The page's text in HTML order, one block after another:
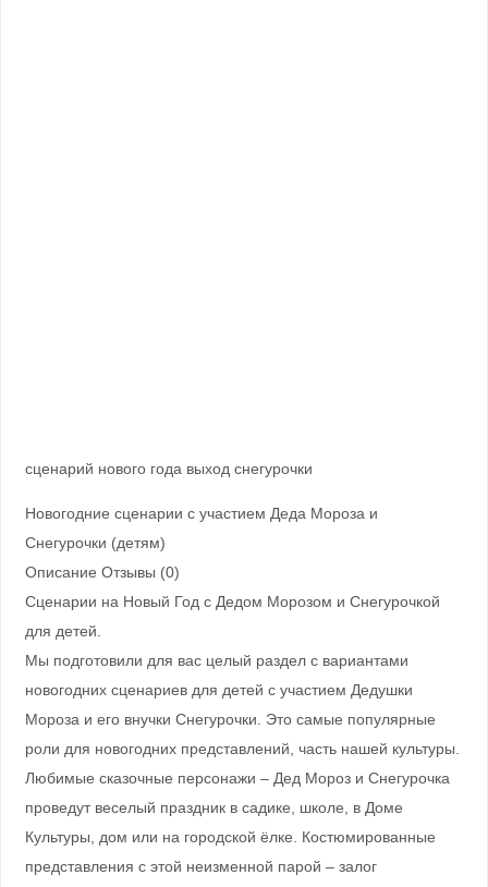
сценарий нового года выход снегурочки
Новогодние сценарии с участием Деда Мороза и
Снегурочки (детям)
Описание Отзывы (0)
Сценарии на Новый Год с Дедом Морозом и Снегурочкой
для детей.
Мы подготовили для вас целый раздел с вариантами
новогодних сценариев для детей с участием Дедушки
Мороза и его внучки Снегурочки. Это самые популярные
роли для новогодних представлений, часть нашей культуры.
Любимые сказочные персонажи – Дед Мороз и Снегурочка
проведут веселый праздник в садике, школе, в Доме
Культуры, дом или на городской ёлке. Костюмированные
представления с этой неизменной парой – залог